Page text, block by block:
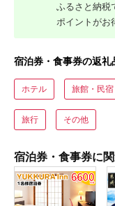
ふるさと納税
ポイントがお
宿泊券・食事券の返礼
ホテル 旅館・民宿
旅行 その他
宿泊券・食事券に